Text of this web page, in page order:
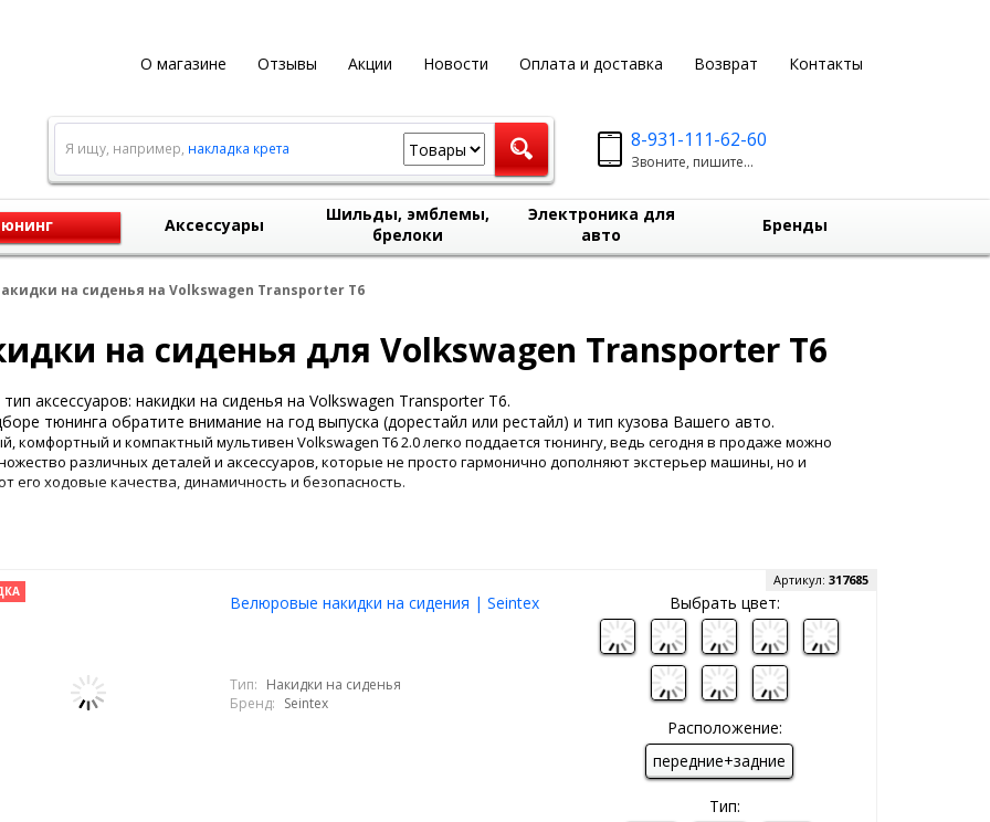
О магазине Отзывы Акции Новости Оплата и доставка Возврат Контакты
8-931-111-62-60
Звоните, пишите...
Я ищу, например, накладка крета
Аксессуары
Шильды, эмблемы,
брелоки
Электроника для
авто
Бренды
на сиденья на Volkswagen Transporter T6
на сиденья для Volkswagen Transporter T6
аксессуаров: накидки на сиденья на Volkswagen Transporter T6.
тюнинга обратите внимание на год выпуска (дорестайл или рестайл) и тип кузова Вашего авто.
комфортный и компактный мультивен Volkswagen T6 2.0 легко поддается тюнингу, ведь сегодня в продаже можно
различных деталей и аксессуаров, которые не просто гармонично дополняют экстерьер машины, но и
его ходовые качества, динамичность и безопасность.
Велюровые накидки на сидения | Seintex
Артикул: 317685
Тип: Накидки на сиденья
Бренд: Seintex
Выбрать цвет:
Расположение:
передние+задние
Тип: